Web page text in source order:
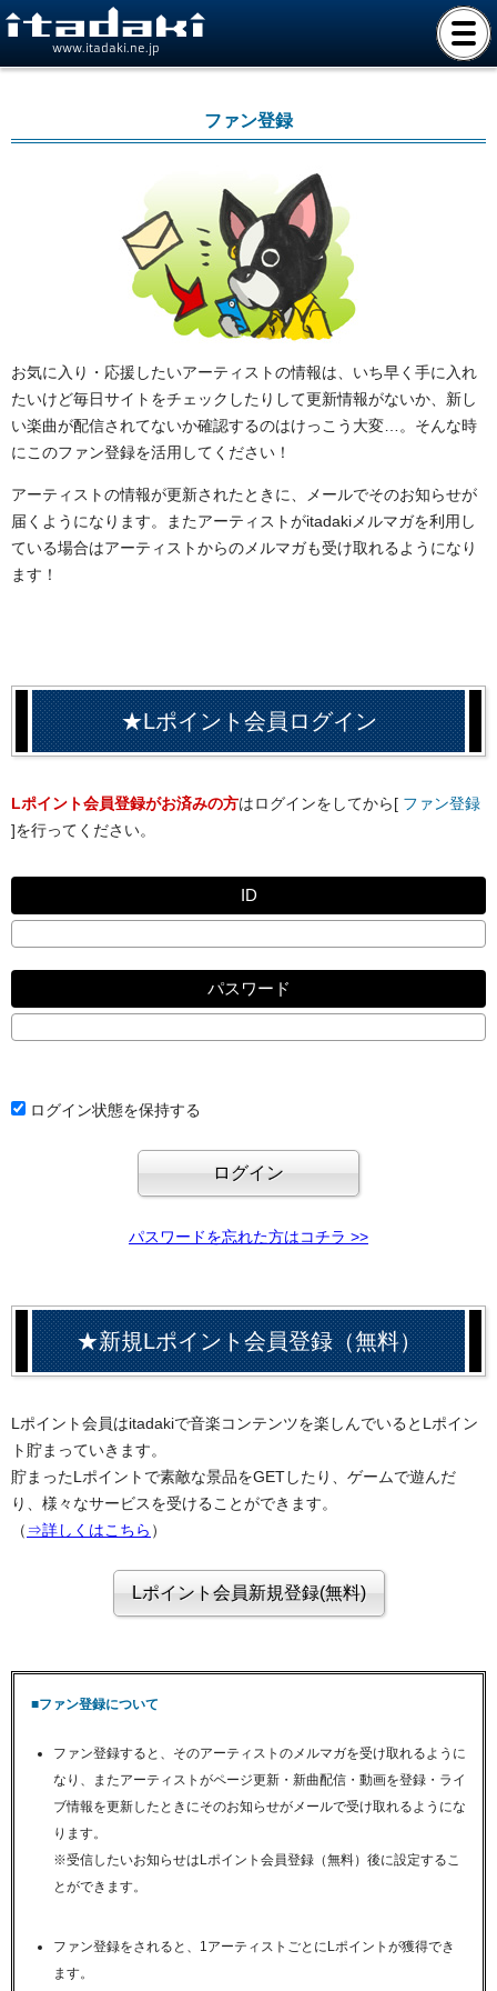
www.itadaki.ne.jp
ファン登録
お気に入り・応援したいアーティストの情報は、いち早く手に入れ
たいけど毎日サイトをチェックしたりして更新情報がないか、新し
い楽曲が配信されてないか確認するのはけっこう大変…。そんな時
にこのファン登録を活用してください！
アーティストの情報が更新されたときに、メールでそのお知らせが
届くようになります。またアーティストがitadakiメルマガを利用し
ている場合はアーティストからのメルマガも受け取れるようになり
ます！
★Lポイント会員ログイン
Lポイント会員登録がお済みの方はログインをしてから[ ファン登録
]を行ってください。
ID
パスワード
ログイン状態を保持する
パスワードを忘れた方はコチラ >>
★新規Lポイント会員登録（無料）
Lポイント会員はitadakiで音楽コンテンツを楽しんでいるとLポイン
ト貯まっていきます。
貯まったLポイントで素敵な景品をGETしたり、ゲームで遊んだ
り、様々なサービスを受けることができます。
（ ⇒詳しくはこちら ）
■ファン登録について
ファン登録すると、そのアーティストのメルマガを受け取れるように
なり、またアーティストがページ更新・新曲配信・動画を登録・ライ
ブ情報を更新したときにそのお知らせがメールで受け取れるようにな
ります。
※受信したいお知らせはLポイント会員登録（無料）後に設定するこ
とができます。
ファン登録をされると、1アーティストごとにLポイントが獲得でき
ます。